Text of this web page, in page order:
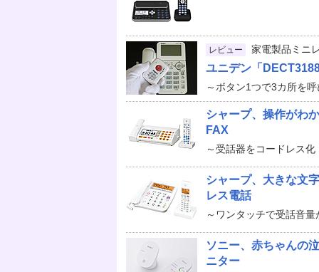
レビュー 家電製品ミニ
ユニデン「
～ボタン1つで3カ所を
シャープ、操作がわ
FAX
～受話器をコードレス化
シャープ、大きな文
レス電話
～ワンタッチで受話音
ソニー、赤ちゃんの
ニター